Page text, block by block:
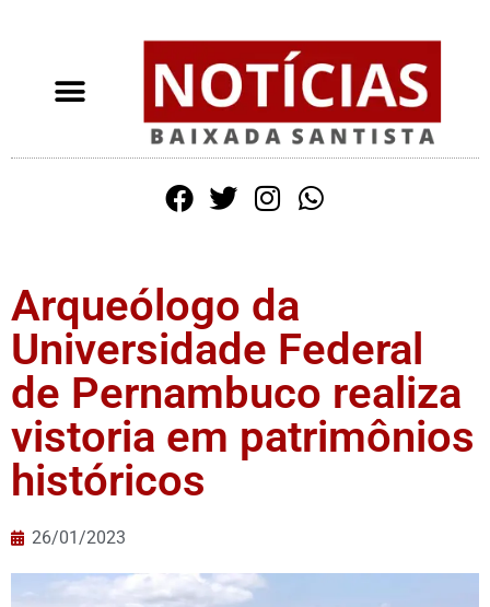
Arqueólogo da
Universidade Federal
de Pernambuco realiza
vistoria em patrimônios
históricos
26/01/2023